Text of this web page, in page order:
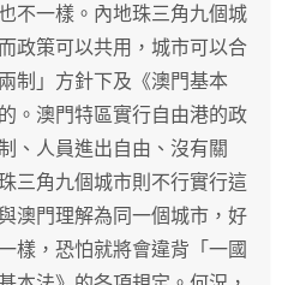
不一樣。內地珠三角九個城
政策可以共用，城市可以合
制」方針下及《澳門基本
。澳門特區實行自由港的政
、人員進出自由、沒有關
三角九個城市則不行實行這
澳門理解為同一個城市，好
樣，恐怕就將會違背「一國